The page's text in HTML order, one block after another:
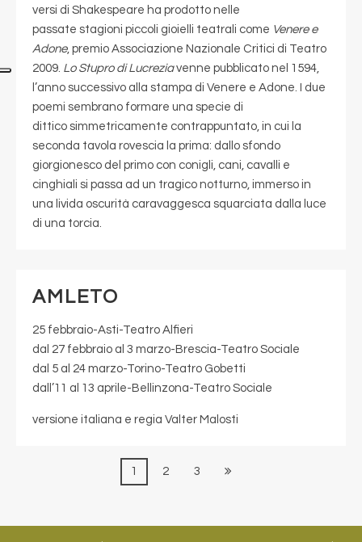
versi di Shakespeare ha prodotto nelle
passate stagioni piccoli gioielli teatrali come Venere e
Adone, premio Associazione Nazionale Critici di Teatro
2009. Lo Stupro di Lucreziavenne pubblicato nel 1594,
l’anno successivo alla stampa di Venere e Adone. I due
poemi sembrano formare una specie di
dittico simmetricamente contrappuntato, in cui la
seconda tavola rovescia la prima: dallo sfondo
giorgionesco del primo con conigli, cani, cavalli e
cinghiali si passa ad un tragico notturno, immerso in
una livida oscurità caravaggesca squarciata dalla luce
di una torcia.
AMLETO
25 febbraio-Asti-Teatro Alfieri
dal 27 febbraio al 3 marzo-Brescia-Teatro Sociale
dal 5 al 24 marzo-Torino-Teatro Gobetti
dall’11 al 13 aprile-Bellinzona-Teatro Sociale
versione italiana e regia Valter Malosti
1 2 3